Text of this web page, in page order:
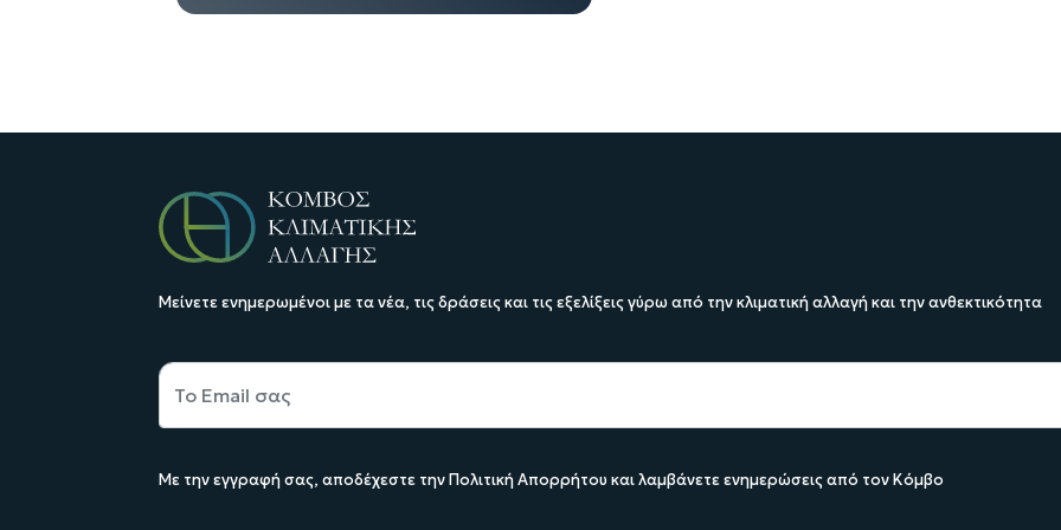
Μείνετε ενημερωμένοι με τα νέα, τις δράσεις και τις εξελίξεις γύρω από την κλιματική αλλαγή και την ανθεκτικότητα
Με την εγγραφή σας, αποδέχεστε την Πολιτική Απορρήτου και λαμβάνετε ενημερώσεις από τον Κόμβο